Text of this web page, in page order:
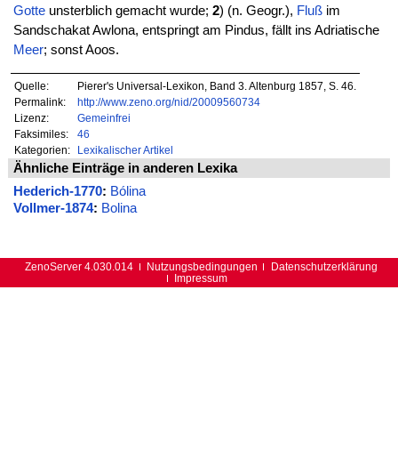
Gotteunsterblich gemacht wurde; 2) (n. Geogr.), Flußim
Sandschakat Awlona, entspringt am Pindus, fällt ins Adriatische
Meer; sonst Aoos.
Quelle:
Pierer's Universal-Lexikon, Band 3. Altenburg 1857, S. 46.
Permalink:
http://www.zeno.org/nid/20009560734
Lizenz:
Gemeinfrei
Faksimiles:
46
Kategorien:
Lexikalischer Artikel
Ähnliche Einträge in anderen Lexika
Hederich-1770: Bólina
Vollmer-1874: Bolina
ZenoServer 4.030.014 Nutzungsbedingungen
Datenschutzerklärung
Impressum